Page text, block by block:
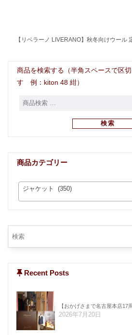
【リベラーノ LIVERANO】秋冬向けウール
商品を検索する（半角スペースで区
す 例：kiton 48 紺）
検索
商品カテゴリー
ジャケット (350)
Recent Posts
【おかげさまで名古屋本店17
2026年7月20日